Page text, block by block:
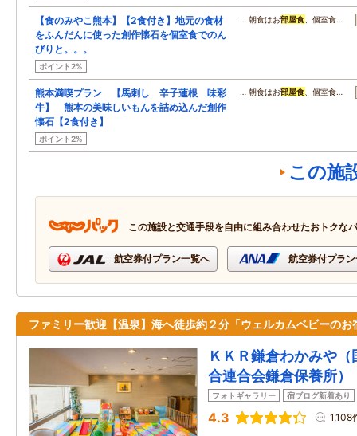
【食のみやこ熊本】【2食付き】地元の食材
をふんだんに使った創作懐石を個室食でのん
びりと。。。
ポイント2%
… 朝食はお部屋食 、個室食…
熊本満喫プラン 【馬刺し 辛子蓮根 味彩
牛】 熊本の美味しいもんを詰め込んだ創作
懐石【2食付き】
ポイント2%
… 朝食はお部屋食 、個室食…
この施
この施設と交通手段を自由に組み合わせたおトクな
航空券付プラン一覧へ 航空券付プラ
ファミリー歓迎【温泉】海へ徒歩約２分「ウェルカムベビーのお
ＫＫＲ鎌倉わかみや
合連合会鎌倉保養所）
フォトギャラリー 宿ブログ新着あり
4.3 1,108